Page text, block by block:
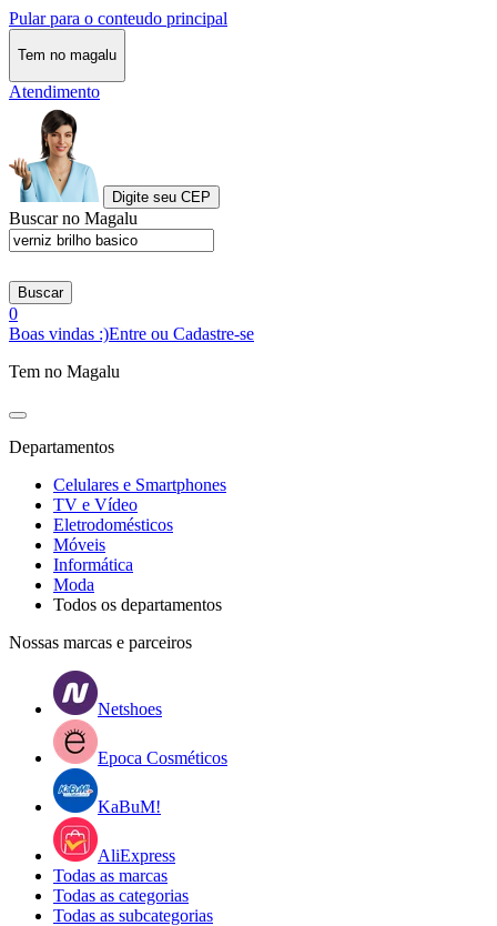
Pular para o conteudo principal
Tem no magalu
Atendimento
Digite seu CEP
Buscar no Magalu
Buscar
0
Boas vindas :)Entre ou Cadastre-se
Tem no Magalu
Departamentos
Celulares e Smartphones
TV e Vídeo
Eletrodomésticos
Móveis
Informática
Moda
Todos os departamentos
Nossas marcas e parceiros
Netshoes
Epoca Cosméticos
KaBuM!
AliExpress
Todas as marcas
Todas as categorias
Todas as subcategorias